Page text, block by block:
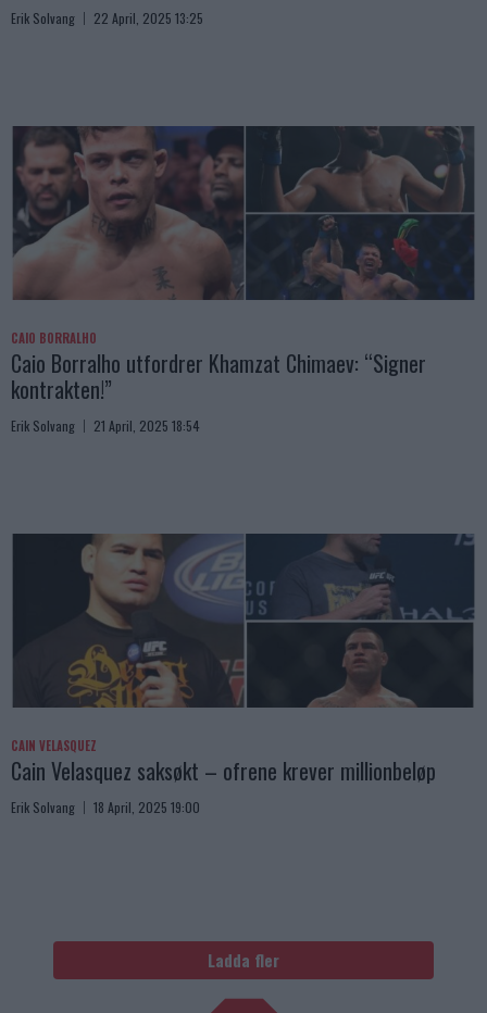
Erik Solvang 22 April, 2025 13:25
CAIO BORRALHO
Caio Borralho utfordrer Khamzat Chimaev: “Signer
kontrakten!”
Erik Solvang 21 April, 2025 18:54
CAIN VELASQUEZ
Cain Velasquez saksøkt – ofrene krever millionbeløp
Erik Solvang 18 April, 2025 19:00
Ladda fler